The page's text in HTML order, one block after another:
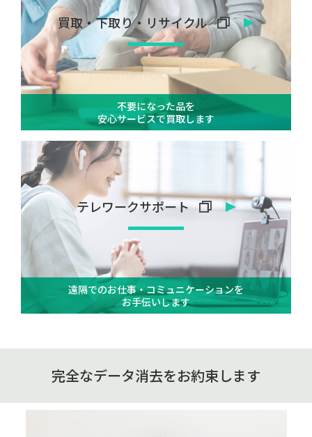
買取・下取り・リサイクル
不要になった品を
安心サービスで買取します
テレワークサポート
遠隔でのお仕事・コミュニケーションを
お手伝いします
完全なデータ消去をお約束します